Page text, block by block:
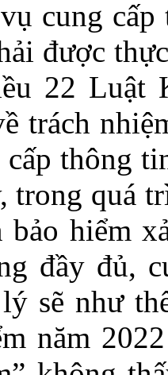
cung
được
22 Luật
trách
thông
trong quá
hiểm
đầy đủ,
sẽ như
năm